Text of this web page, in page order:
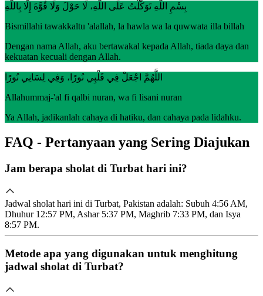
بِسْمِ اللَّهِ تَوَكَّلْتُ عَلَى اللَّهِ، لَا حَوْلَ وَلَا قُوَّةَ إِلَّا بِاللَّهِ
Bismillahi tawakkaltu 'alallah, la hawla wa la quwwata illa billah
Dengan nama Allah, aku bertawakal kepada Allah, tiada daya dan
kekuatan kecuali dengan Allah.
اللَّهُمَّ اجْعَلْ فِي قَلْبِي نُورًا، وَفِي لِسَانِي نُورًا
Allahummaj-'al fi qalbi nuran, wa fi lisani nuran
Ya Allah, jadikanlah cahaya di hatiku, dan cahaya pada lidahku.
FAQ - Pertanyaan yang Sering Diajukan
Jam berapa sholat di Turbat hari ini?
Jadwal sholat hari ini di Turbat, Pakistan adalah: Subuh 4:56 AM,
Dhuhur 12:57 PM, Ashar 5:37 PM, Maghrib 7:33 PM, dan Isya
8:57 PM.
Metode apa yang digunakan untuk menghitung
jadwal sholat di Turbat?